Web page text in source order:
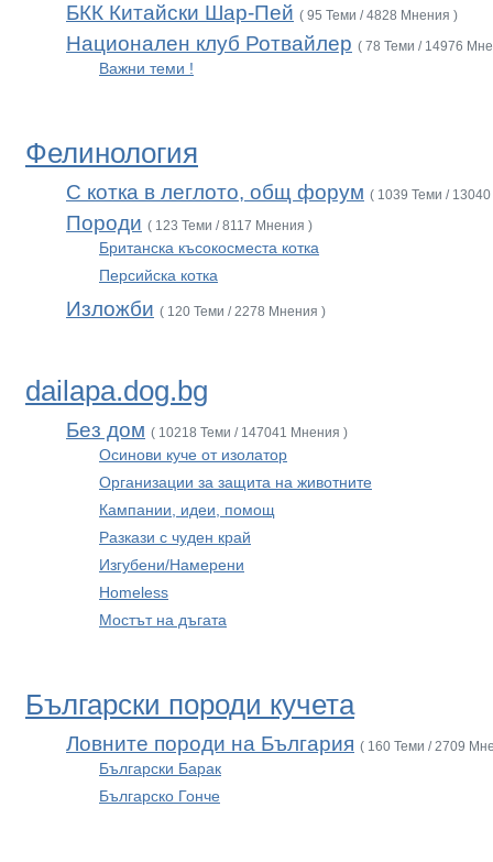
БКК Китайски Шар-Пей ( 95 Теми / 4828 Мнения )
Национален клуб Ротвайлер ( 78 Теми / 14976
Важни теми !
Фелинология
С котка в леглото, общ форум ( 1039 Теми /
Породи ( 123 Теми / 8117 Мнения )
Британска късокосместа котка
Персийска котка
Изложби ( 120 Теми / 2278 Мнения )
dailapa.dog.bg
Без дом ( 10218 Теми / 147041 Мнения )
Осинови куче от изолатор
Организации за защита на животните
Кампании, идеи, помощ
Разкази с чуден край
Изгубени/Намерени
Homeless
Мостът на дъгата
Български породи кучета
Ловните породи на България ( 160 Теми / 2709
Български Барак
Българско Гонче